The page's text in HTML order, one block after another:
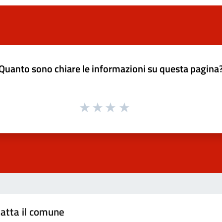
sono chiare le informazioni su questa
il comune